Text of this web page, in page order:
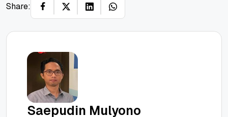
Share:
Saepudin Mulyono